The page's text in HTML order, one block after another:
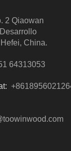
2 Qiaowan
China.
64313053